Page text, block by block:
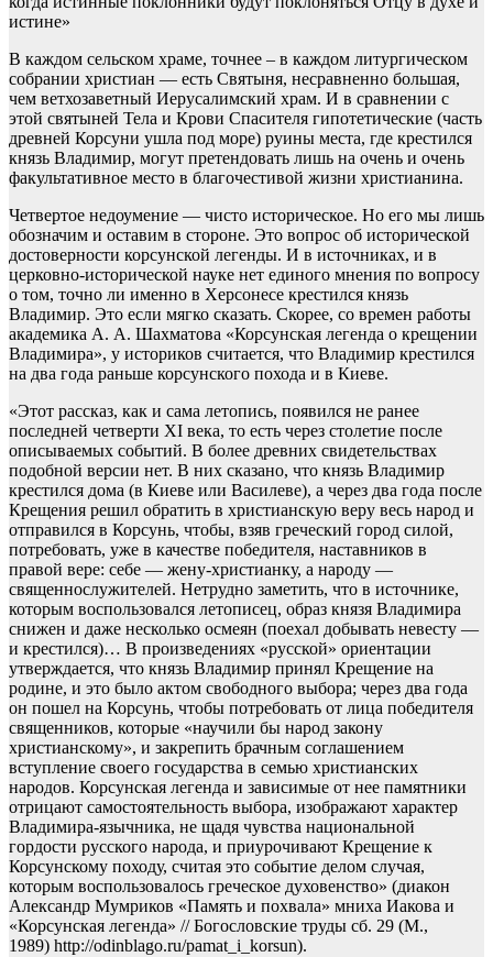
истине»
В каждом сельском храме, точнее – в каждом литургическом
собрании христиан — есть Святыня, несравненно большая,
чем ветхозаветный Иерусалимский храм. И в сравнении с
этой святыней Тела и Крови Спасителя гипотетические (часть
древней Корсуни ушла под море) руины места, где крестился
князь Владимир, могут претендовать лишь на очень и очень
факультативное место в благочестивой жизни христианина.
Четвертое недоумение — чисто историческое. Но его мы лишь
обозначим и оставим в стороне. Это вопрос об исторической
достоверности корсунской легенды. И в источниках, и в
церковно-исторической науке нет единого мнения по вопросу
о том, точно ли именно в Херсонесе крестился князь
Владимир. Это если мягко сказать. Скорее, со времен работы
академика А. А. Шахматова «Корсунская легенда о крещении
Владимира», у историков считается, что Владимир крестился
на два года раньше корсунского похода и в Киеве.
«Этот рассказ, как и сама летопись, появился не ранее
последней четверти XI века, то есть через столетие после
описываемых событий. В более древних свидетельствах
подобной версии нет. В них сказано, что князь Владимир
крестился дома (в Киеве или Василеве), а через два года после
Крещения решил обратить в христианскую веру весь народ и
отправился в Корсунь, чтобы, взяв греческий город силой,
потребовать, уже в качестве победителя, наставников в
правой вере: себе — жену-христианку, а народу —
священнослужителей. Нетрудно заметить, что в источнике,
которым воспользовался летописец, образ князя Владимира
снижен и даже несколько осмеян (поехал добывать невесту —
и крестился)… В произведениях «русской» ориентации
утверждается, что князь Владимир принял Крещение на
родине, и это было актом свободного выбора; через два года
он пошел на Корсунь, чтобы потребовать от лица победителя
священников, которые «научили бы народ закону
христианскому», и закрепить брачным соглашением
вступление своего государства в семью христианских
народов. Корсунская легенда и зависимые от нее памятники
отрицают самостоятельность выбора, изображают характер
Владимира-язычника, не щадя чувства национальной
гордости русского народа, и приурочивают Крещение к
Корсунскому походу, считая это событие делом случая,
которым воспользовалось греческое духовенство» (диакон
Александр Мумриков «Память и похвала» мниха Иакова и
«Корсунская легенда» // Богословские труды сб. 29 (М.,
1989) http://odinblago.ru/pamat_i_korsun).